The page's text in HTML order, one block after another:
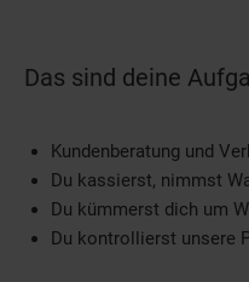
Das sind deine
Kundenberatung und
Du kassierst, nimmst
Du kümmerst dich um
Du kontrollierst unsere